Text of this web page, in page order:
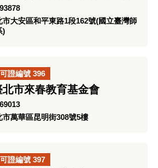
大安區和平東路1段162號(國立臺灣師
)
證編號 396
市來春教育基金會
萬華區昆明街308號5樓
證編號 397